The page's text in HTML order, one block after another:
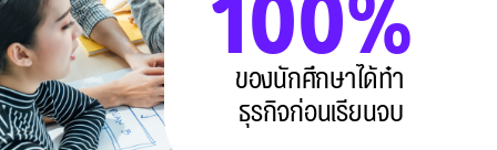
ของนักศึกษาได้ทำ
ธุรกิจก่อนเรียนจบ